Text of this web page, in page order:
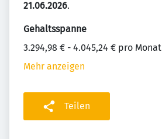
21.06.2026.
Gehaltsspanne
3.294,98 € - 4.045,24 € pro Monat
Mehr anzeigen
Teilen